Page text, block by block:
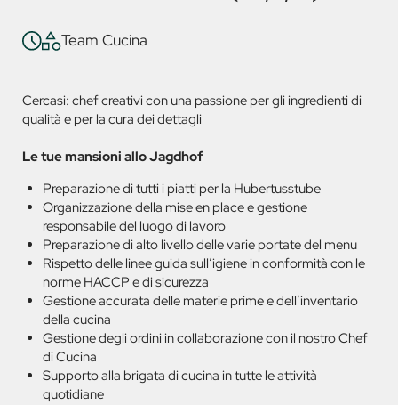
Team Cucina
Cercasi: chef creativi con una passione per gli ingredienti di
qualità e per la cura dei dettagli
Le tue mansioni allo Jagdhof
Preparazione di tutti i piatti per la Hubertusstube
Organizzazione della mise en place e gestione
responsabile del luogo di lavoro
Preparazione di alto livello delle varie portate del menu
Rispetto delle linee guida sull’igiene in conformità con le
norme HACCP e di sicurezza
Gestione accurata delle materie prime e dell’inventario
della cucina
Gestione degli ordini in collaborazione con il nostro Chef
di Cucina
Supporto alla brigata di cucina in tutte le attività
quotidiane